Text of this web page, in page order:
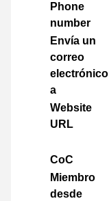
Phone
number
Envía un
correo
electrónico
a
Website
URL
CoC
Miembro
desde